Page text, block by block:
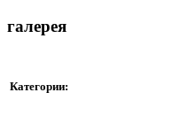
галерея
Категории: